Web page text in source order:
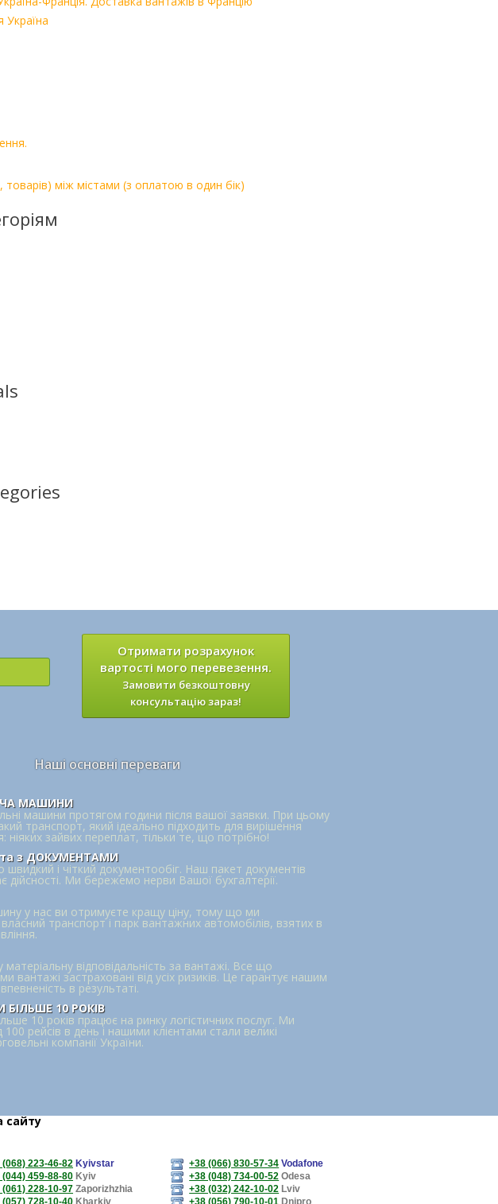
Україна
товарів) між містами (з оплатою в один бік)
Отримати розрахунок
вартості мого перевезення.
Замовити безкоштовну
консультацію зараз!
Наші основні переваги
МАШИНИ
машини протягом години після вашої заявки. При цьому
транспорт, який ідеально підходить для вирішення
ніяких зайвих переплат, тільки те, що потрібно!
з ДОКУМЕНТАМИ
і чіткий документообіг. Наш пакет документів
дійсності. Ми бережемо нерви Вашої бухгалтерії.
у нас ви отримуєте кращу ціну, тому що ми
транспорт і парк вантажних автомобілів, взятих в
відповідальність за вантажі. Все що
вантажі застраховані від усіх ризиків. Це гарантує нашим
в результаті.
10 РОКІВ
10 років працює на ринку логістичних послуг. Ми
рейсів в день і нашими клієнтами стали великі
компанії України.
сайту
(068) 223-46-82 Kyivstar
(044) 459-88-80 Kyiv
(061) 228-10-97 Zaporizhzhia
(057) 728-10-40 Kharkiv
+38 (066) 830-57-34 Vodafone
+38 (048) 734-00-52 Odesa
+38 (032) 242-10-02 Lviv
+38 (056) 790-10-01 Dnipro